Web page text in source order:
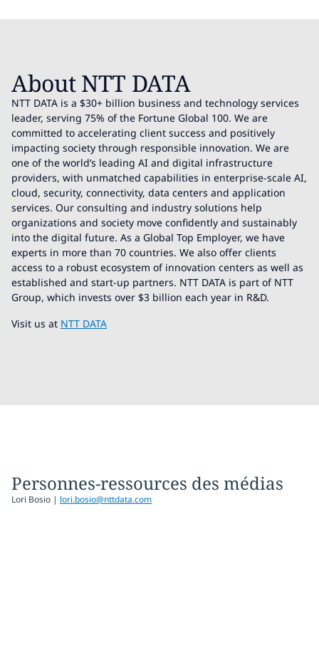
About NTT DATA
NTT DATA is a $30+ billion business and technology services
leader, serving 75% of the Fortune Global 100. We are
committed to accelerating client success and positively
impacting society through responsible innovation. We are
one of the world’s leading AI and digital infrastructure
providers, with unmatched capabilities in enterprise-scale AI,
cloud, security, connectivity, data centers and application
services. Our consulting and industry solutions help
organizations and society move confidently and sustainably
into the digital future. As a Global Top Employer, we have
experts in more than 70 countries. We also offer clients
access to a robust ecosystem of innovation centers as well as
established and start-up partners. NTT DATA is part of NTT
Group, which invests over $3 billion each year in R&D.
Visit us at NTT DATA
Personnes-ressources des médias
Lori Bosio | lori.bosio@nttdata.com